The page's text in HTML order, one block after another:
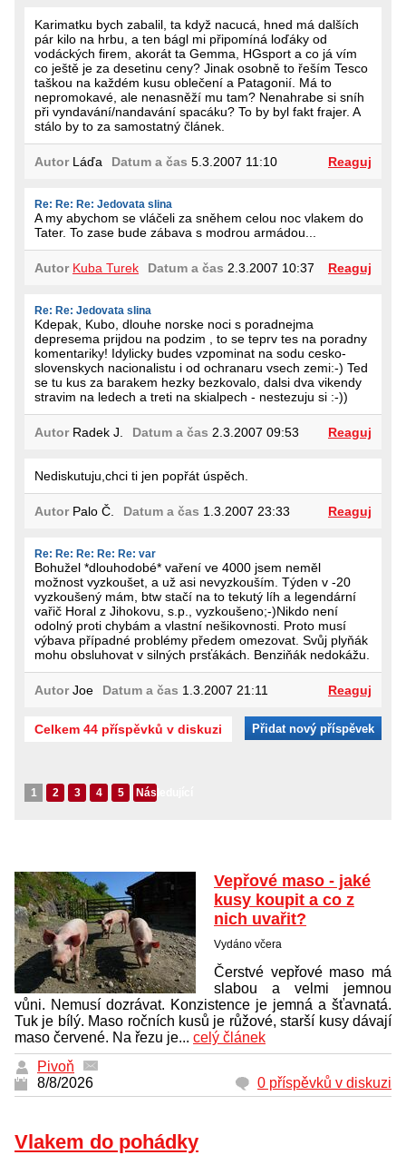
Karimatku bych zabalil, ta když nacucá, hned má dalších
pár kilo na hrbu, a ten bágl mi připomíná loďáky od
vodáckých firem, akorát ta Gemma, HGsport a co já vím
co ještě je za desetinu ceny? Jinak osobně to řeším Tesco
taškou na každém kusu oblečení a Patagonií. Má to
nepromokavé, ale nenasněží mu tam? Nenahrabe si sníh
při vyndavání/nandavání spacáku? To by byl fakt frajer. A
stálo by to za samostatný článek.
AutorLáďa Datum a čas 5.3.2007 11:10 Reaguj
Re: Re: Re: Jedovata slina
A my abychom se vláčeli za sněhem celou noc vlakem do
Tater. To zase bude zábava s modrou armádou...
Autor Kuba Turek Datum a čas 2.3.2007 10:37 Reaguj
Re: Re: Jedovata slina
Kdepak, Kubo, dlouhe norske noci s poradnejma
depresema prijdou na podzim , to se teprv tes na poradny
komentariky! Idylicky budes vzpominat na sodu cesko-
slovenskych nacionalistu i od ochranaru vsech zemi:-) Ted
se tu kus za barakem hezky bezkovalo, dalsi dva vikendy
stravim na ledech a treti na skialpech - nestezuju si :-))
AutorRadek J. Datum a čas 2.3.2007 09:53 Reaguj
Nediskutuju,chci ti jen popřát úspěch.
AutorPalo Č. Datum a čas 1.3.2007 23:33 Reaguj
Re: Re: Re: Re: Re: var
Bohužel *dlouhodobé* vaření ve 4000 jsem neměl
možnost vyzkoušet, a už asi nevyzkouším. Týden v -20
vyzkoušený mám, btw stačí na to tekutý líh a legendární
vařič Horal z Jihokovu, s.p., vyzkoušeno;-)Nikdo není
odolný proti chybám a vlastní nešikovnosti. Proto musí
výbava případné problémy předem omezovat. Svůj plyňák
mohu obsluhovat v silných prsťákách. Benziňák nedokážu.
AutorJoe Datum a čas 1.3.2007 21:11 Reaguj
Celkem 44 příspěvků v diskuzi Přidat nový příspěvek
1 2 3 4 5 Následující
Vepřové maso - jaké
kusy koupit a co z
nich uvařit?
Vydáno včera
Čerstvé vepřové maso má
slabou a velmi jemnou
vůni. Nemusí dozrávat. Konzistence je jemná a šťavnatá.
Tuk je bílý. Maso ročních kusů je růžové, starší kusy dávají
maso červené. Na řezu je... celý článek
Pivoň
8/8/2026
0 příspěvků v diskuzi
Vlakem do pohádky